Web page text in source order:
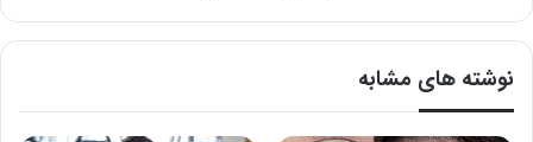
نوشته های مشابه